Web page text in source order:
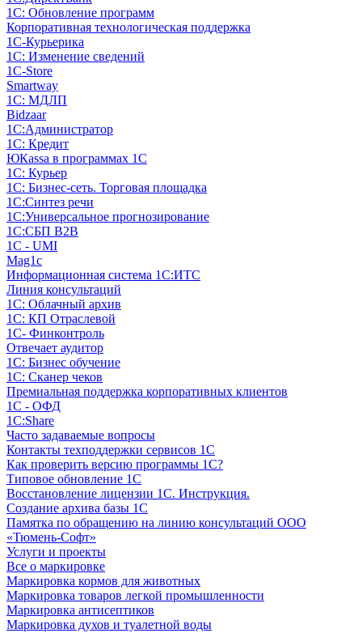
1С: Обновление программ
Корпоративная технологическая поддержка
1С-Курьерика
1С: Изменение сведений
1C-Store
Smartway
1С: МДЛП
Bidzaar
1С:Администратор
1С: Кредит
ЮКаssа в программах 1С
1С: Курьер
1С: Бизнес-сеть. Торговая площадка
1С:Синтез речи
1С:Универсальное прогнозирование
1С:СБП B2B
1C - UMI
Mag1c
Информационная система 1С:ИТС
Линия консультаций
1С: Облачный архив
1С: КП Отраслевой
1С- Финконтроль
Отвечает аудитор
1С: Бизнес обучение
1С: Сканер чеков
Премиальная поддержка корпоративных клиентов
1С - ОФД
1С:Share
Часто задаваемые вопросы
Контакты техподдержки сервисов 1С
Как проверить версию программы 1С?
Типовое обновление 1С
Восстановление лицензии 1С. Инструкция.
Создание архива базы 1С
Памятка по обращению на линию консультаций ООО
«Тюмень-Софт»
Услуги и проекты
Все о маркировке
Маркировка кормов для животных
Маркировка товаров легкой промышленности
Маркировка антисептиков
Маркировка духов и туалетной воды